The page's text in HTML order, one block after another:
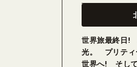
世界旅最終日!
光。 プリティ
世界へ! そし